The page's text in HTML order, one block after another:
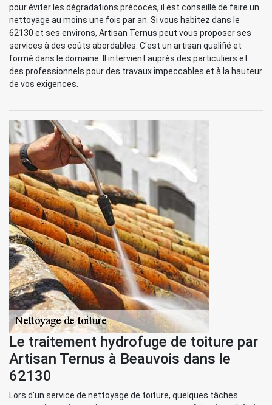
pour éviter les dégradations précoces, il est conseillé de faire un
nettoyage au moins une fois par an. Si vous habitez dans le
62130 et ses environs, Artisan Ternus peut vous proposer ses
services à des coûts abordables. C'est un artisan qualifié et
formé dans le domaine. Il intervient auprès des particuliers et
des professionnels pour des travaux impeccables et à la hauteur
de vos exigences.
Le traitement hydrofuge de toiture par
Artisan Ternus à Beauvois dans le
62130
Lors d'un service de nettoyage de toiture, quelques tâches